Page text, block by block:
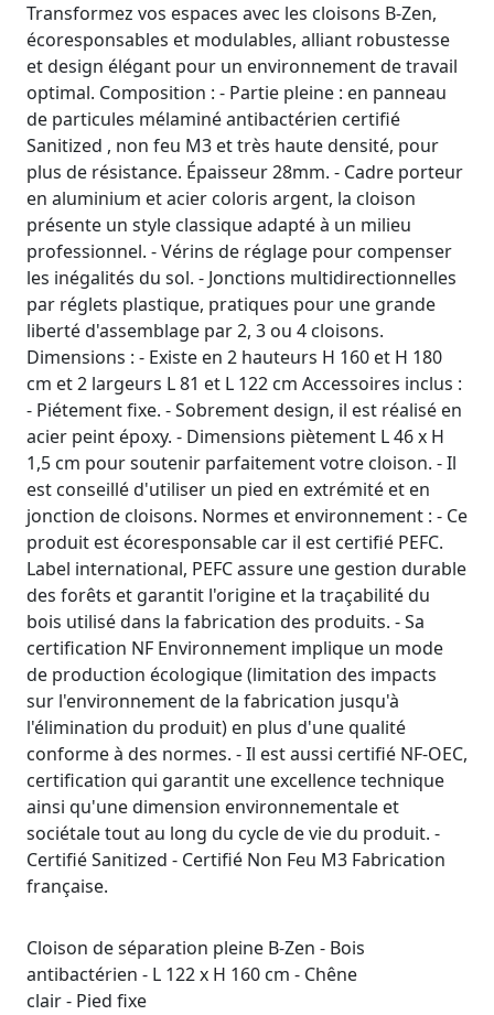
Transformez vos espaces avec les cloisons B-Zen,
écoresponsables et modulables, alliant robustesse
et design élégant pour un environnement de travail
optimal. Composition : - Partie pleine : en panneau
de particules mélaminé antibactérien certifié
Sanitized , non feu M3 et très haute densité, pour
plus de résistance. Épaisseur 28mm. - Cadre porteur
en aluminium et acier coloris argent, la cloison
présente un style classique adapté à un milieu
professionnel. - Vérins de réglage pour compenser
les inégalités du sol. - Jonctions multidirectionnelles
par réglets plastique, pratiques pour une grande
liberté d'assemblage par 2, 3 ou 4 cloisons.
Dimensions : - Existe en 2 hauteurs H 160 et H 180
cm et 2 largeurs L 81 et L 122 cm Accessoires inclus :
- Piétement fixe. - Sobrement design, il est réalisé en
acier peint époxy. - Dimensions piètement L 46 x H
1,5 cm pour soutenir parfaitement votre cloison. - Il
est conseillé d'utiliser un pied en extrémité et en
jonction de cloisons. Normes et environnement : - Ce
produit est écoresponsable car il est certifié PEFC.
Label international, PEFC assure une gestion durable
des forêts et garantit l'origine et la traçabilité du
bois utilisé dans la fabrication des produits. - Sa
certification NF Environnement implique un mode
de production écologique (limitation des impacts
sur l'environnement de la fabrication jusqu'à
l'élimination du produit) en plus d'une qualité
conforme à des normes. - Il est aussi certifié NF-OEC,
certification qui garantit une excellence technique
ainsi qu'une dimension environnementale et
sociétale tout au long du cycle de vie du produit. -
Certifié Sanitized - Certifié Non Feu M3 Fabrication
française.
Cloison de séparation pleine B-Zen - Bois
antibactérien - L 122 x H 160 cm - Chêne
clair - Pied fixe